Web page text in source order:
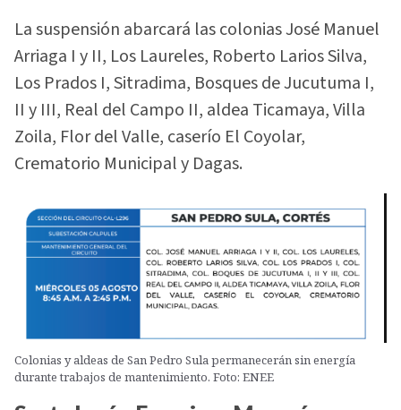
La suspensión abarcará las colonias José Manuel
Arriaga I y II, Los Laureles, Roberto Larios Silva,
Los Prados I, Sitradima, Bosques de Jucutuma I,
II y III, Real del Campo II, aldea Ticamaya, Villa
Zoila, Flor del Valle, caserío El Coyolar,
Crematorio Municipal y Dagas.
Colonias y aldeas de San Pedro Sula permanecerán sin energía
durante trabajos de mantenimiento. Foto: ENEE